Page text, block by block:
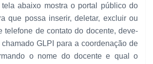
tela abaixo mostra o portal público do
que possa inserir, deletar, excluir ou
telefone de contato do docente, deve-
GLPI para a coordenação de
o nome do docente e qual o